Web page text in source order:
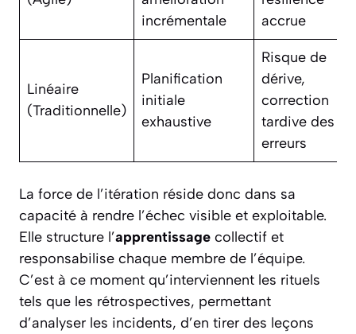
incrémentale
accrue
Linéaire
(Traditionnelle)
Planification
initiale
exhaustive
Risque de
dérive,
correction
tardive des
erreurs
La force de l’itération réside donc dans sa
capacité à rendre l’échec visible et exploitable.
Elle structure l’apprentissage collectif et
responsabilise chaque membre de l’équipe.
C’est à ce moment qu’interviennent les rituels
tels que les rétrospectives, permettant
d’analyser les incidents, d’en tirer des leçons